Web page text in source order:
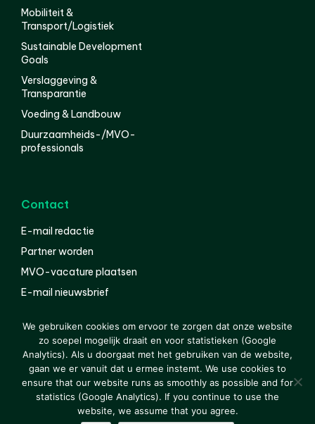
Mobiliteit &
Transport/Logistiek
Sustainable Development
Goals
Verslaggeving &
Transparantie
Voeding & Landbouw
Duurzaamheids-/MVO-
professionals
Contact
E-mail redactie
Partner worden
MVO-vacature plaatsen
E-mail nieuwsbrief
© 2000-2026 Van der Molen EIS Colofon
Disclaimer
Privacy
We gebruiken cookies om ervoor te zorgen dat onze website
zo soepel mogelijk draait en voor statistieken (Google
Analytics). Als u doorgaat met het gebruiken van de website,
gaan we er vanuit dat u ermee instemt. We use cookies to
ensure that our website runs as smoothly as possible and for
statistics (Google Analytics). If you continue to use the
website, we assume that you agree.